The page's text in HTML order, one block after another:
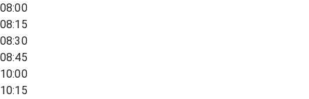
08:00
08:15
08:30
08:45
10:00
10:15